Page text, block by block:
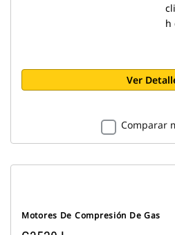
h
Ver
Comparar
Motores De Compresión De Gas